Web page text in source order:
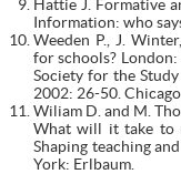
Hattie J. Formative
Information: who
Weeden P., J.
for schools?
Society for the Study
2002: 26-50.
Wiliam D. and M.
What will it take to
Shaping teaching
York: Erlbaum.